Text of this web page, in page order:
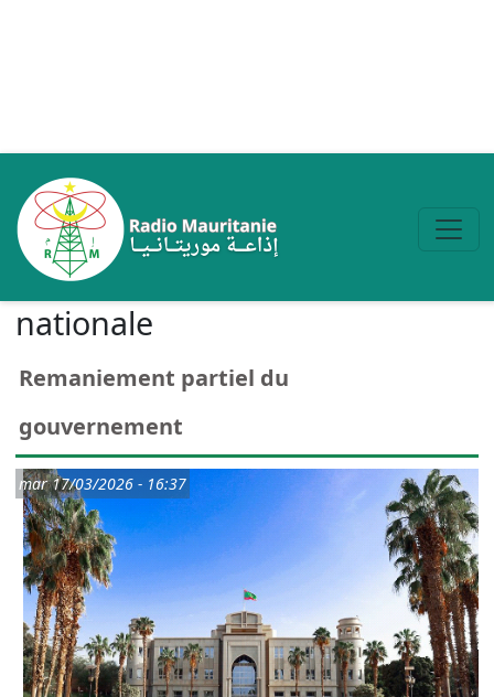
nationale
Remaniement partiel du
gouvernement
mar 17/03/2026 - 16:37